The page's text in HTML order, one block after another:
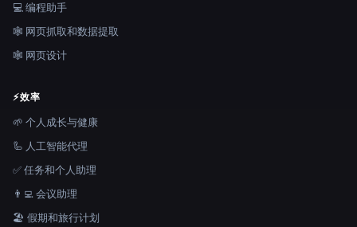
💻 编程助手
🕸️ 网页抓取和数据提取
🕸 网页设计
⚡效率
🌱 个人成长与健康
🦾 人工智能代理
✅ 任务和个人助理
👨‍💻 会议助理
🏖 假期和旅行计划